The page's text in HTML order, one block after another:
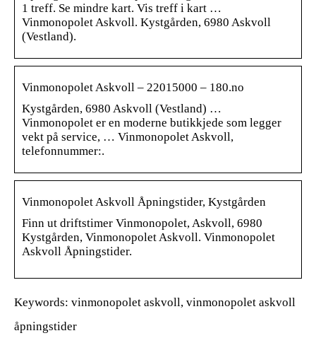
1 treff. Se mindre kart. Vis treff i kart …
Vinmonopolet Askvoll. Kystgården, 6980 Askvoll
(Vestland).
Vinmonopolet Askvoll – 22015000 – 180.no
Kystgården, 6980 Askvoll (Vestland) …
Vinmonopolet er en moderne butikkjede som legger
vekt på service, … Vinmonopolet Askvoll,
telefonnummer:.
Vinmonopolet Askvoll Åpningstider, Kystgården
Finn ut driftstimer Vinmonopolet, Askvoll, 6980
Kystgården, Vinmonopolet Askvoll. Vinmonopolet
Askvoll Åpningstider.
Keywords: vinmonopolet askvoll, vinmonopolet askvoll
åpningstider